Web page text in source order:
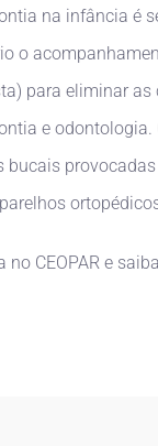
na infância é
o
para eliminar
e
bucais
no CEOPAR e